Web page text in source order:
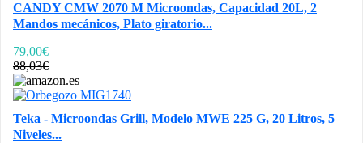
CANDY CMW 2070 M Microondas, Capacidad 20L, 2
Mandos mecánicos, Plato giratorio...
79,00€
88,03€
Teka - Microondas Grill, Modelo MWE 225 G, 20 Litros, 5
Niveles...